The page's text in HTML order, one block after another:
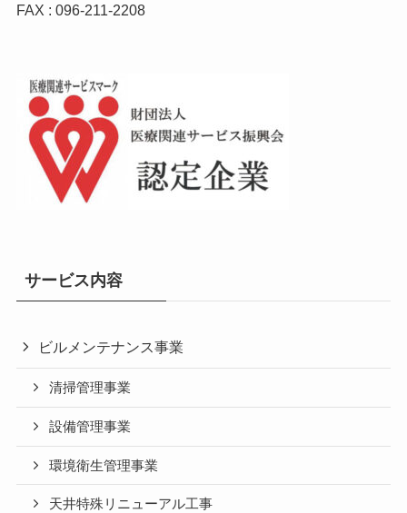
FAX : 096-211-2208
サービス内容
ビルメンテナンス事業
清掃管理事業
設備管理事業
環境衛生管理事業
天井特殊リニューアル工事